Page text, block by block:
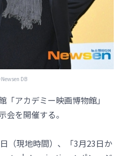
DB
「アカデミー映画博物館」
会を開催する。
（現地時間）、「3月23日か